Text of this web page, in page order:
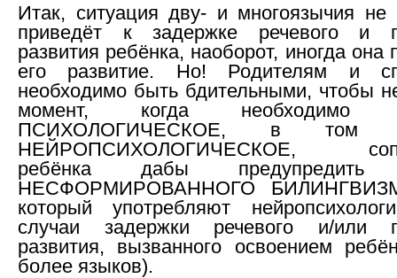
Итак, ситуация дву- и многоязычия не
приведёт к задержке речевого и
развития ребёнка, наоборот, иногда она
его развитие. Но! Родителям и
необходимо быть бдительными, чтобы
момент, когда необходимо
ПСИХОЛОГИЧЕСКОЕ, в том
НЕЙРОПСИХОЛОГИЧЕСКОЕ,
ребёнка дабы предупредить
НЕСФОРМИРОВАННОГО
который употребляют
случаи задержки речевого и/или
развития, вызванного освоением
более языков).